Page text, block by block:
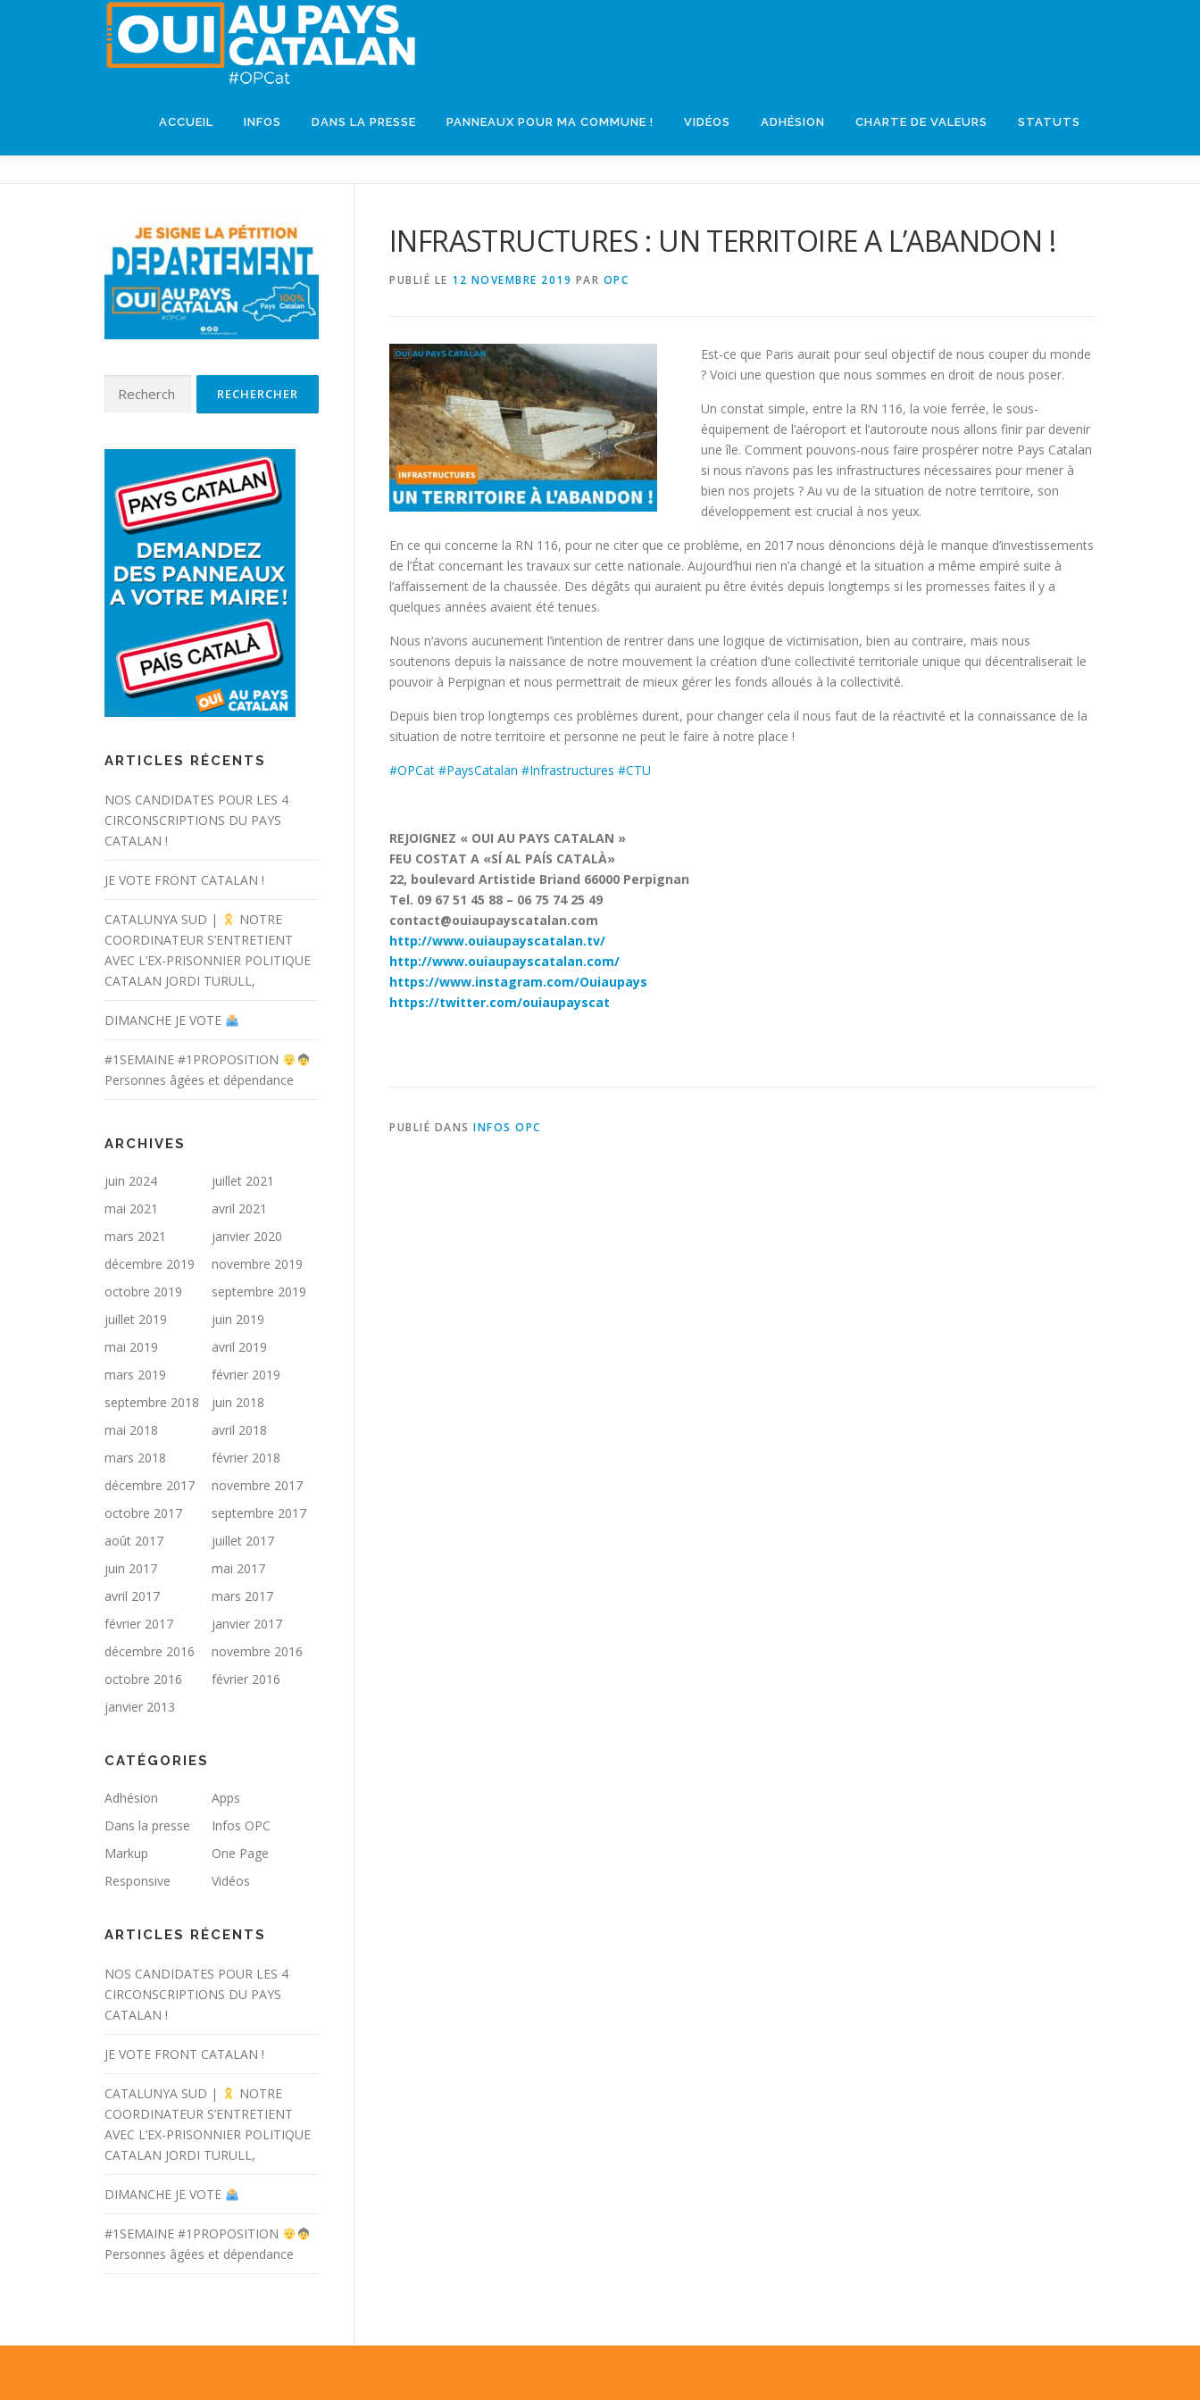
ACCUEIL INFOS DANS LA PRESSE PANNEAUX POUR MA COMMUNE ! VIDÉOS ADHÉSION CHARTE DE VALEURS STATUTS
INFRASTRUCTURES : UN TERRITOIRE A L’ABANDON !
PUBLIÉ LE 12 NOVEMBRE 2019 PAR OPC
Est-ce que Paris aurait pour seul objectif de nous couper du monde
? Voici une question que nous sommes en droit de nous poser.
Un constat simple, entre la RN 116, la voie ferrée, le sous-
équipement de l’aéroport et l’autoroute nous allons finir par devenir
une île. Comment pouvons-nous faire prospérer notre Pays Catalan
si nous n’avons pas les infrastructures nécessaires pour mener à
bien nos projets ? Au vu de la situation de notre territoire, son
développement est crucial à nos yeux.
En ce qui concerne la RN 116, pour ne citer que ce problème, en 2017 nous dénoncions déjà le manque d’investissements
de l’État concernant les travaux sur cette nationale. Aujourd’hui rien n’a changé et la situation a même empiré suite à
l’affaissement de la chaussée. Des dégâts qui auraient pu être évités depuis longtemps si les promesses faites il y a
quelques années avaient été tenues.
Nous n’avons aucunement l’intention de rentrer dans une logique de victimisation, bien au contraire, mais nous
soutenons depuis la naissance de notre mouvement la création d’une collectivité territoriale unique qui décentraliserait le
pouvoir à Perpignan et nous permettrait de mieux gérer les fonds alloués à la collectivité.
Depuis bien trop longtemps ces problèmes durent, pour changer cela il nous faut de la réactivité et la connaissance de la
situation de notre territoire et personne ne peut le faire à notre place !
#OPCat #PaysCatalan #Infrastructures #CTU
REJOIGNEZ « OUI AU PAYS CATALAN »
FEU COSTAT A «SÍ AL PAÍS CATALÀ»
22, boulevard Artistide Briand 66000 Perpignan
Tel. 09 67 51 45 88 – 06 75 74 25 49
contact@ouiaupayscatalan.com
http://www.ouiaupayscatalan.tv/
http://www.ouiaupayscatalan.com/
https://www.instagram.com/Ouiaupays
https://twitter.com/ouiaupayscat
PUBLIÉ DANS INFOS OPC
ARTICLES RÉCENTS
NOS CANDIDATES POUR LES 4
CIRCONSCRIPTIONS DU PAYS
CATALAN !
JE VOTE FRONT CATALAN !
CATALUNYA SUD |
NOTRE
COORDINATEUR S’ENTRETIENT
AVEC L’EX-PRISONNIER POLITIQUE
CATALAN JORDI TURULL,
DIMANCHE JE VOTE
#1SEMAINE #1PROPOSITION
Personnes âgées et dépendance
ARCHIVES
juin 2024
juillet 2021
mai 2021
avril 2021
mars 2021
janvier 2020
décembre 2019
novembre 2019
octobre 2019
septembre 2019
juillet 2019
juin 2019
mai 2019
avril 2019
mars 2019
février 2019
septembre 2018
juin 2018
mai 2018
avril 2018
mars 2018
février 2018
décembre 2017
novembre 2017
octobre 2017
septembre 2017
août 2017
juillet 2017
juin 2017
mai 2017
avril 2017
mars 2017
février 2017
janvier 2017
décembre 2016
novembre 2016
octobre 2016
février 2016
janvier 2013
CATÉGORIES
Adhésion
Apps
Dans la presse
Infos OPC
Markup
One Page
Responsive
Vidéos
ARTICLES RÉCENTS
NOS CANDIDATES POUR LES 4
CIRCONSCRIPTIONS DU PAYS
CATALAN !
JE VOTE FRONT CATALAN !
CATALUNYA SUD |
NOTRE
COORDINATEUR S’ENTRETIENT
AVEC L’EX-PRISONNIER POLITIQUE
CATALAN JORDI TURULL,
DIMANCHE JE VOTE
#1SEMAINE #1PROPOSITION
Personnes âgées et dépendance